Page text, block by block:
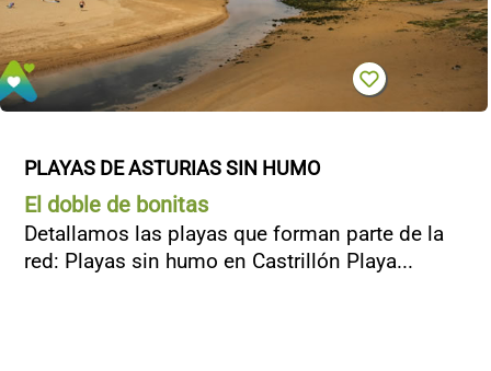
PLAYAS DE ASTURIAS SIN HUMO
El doble de bonitas
Detallamos las playas que forman parte de la
red: Playas sin humo en Castrillón Playa...